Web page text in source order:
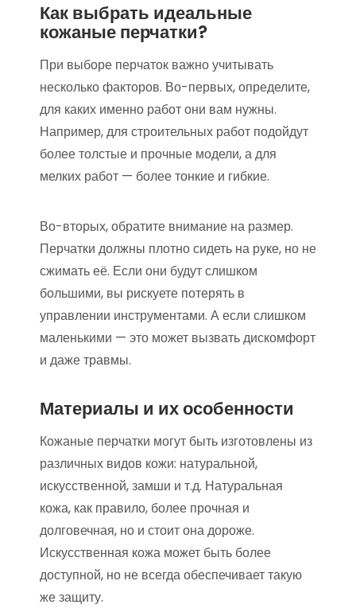
Как выбрать идеальные
кожаные перчатки?
При выборе перчаток важно учитывать
несколько факторов. Во-первых, определите,
для каких именно работ они вам нужны.
Например, для строительных работ подойдут
более толстые и прочные модели, а для
мелких работ — более тонкие и гибкие.
Во-вторых, обратите внимание на размер.
Перчатки должны плотно сидеть на руке, но не
сжимать её. Если они будут слишком
большими, вы рискуете потерять в
управлении инструментами. А если слишком
маленькими — это может вызвать дискомфорт
и даже травмы.
Материалы и их особенности
Кожаные перчатки могут быть изготовлены из
различных видов кожи: натуральной,
искусственной, замши и т.д. Натуральная
кожа, как правило, более прочная и
долговечная, но и стоит она дороже.
Искусственная кожа может быть более
доступной, но не всегда обеспечивает такую
же защиту.